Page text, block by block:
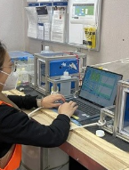
快捷登录